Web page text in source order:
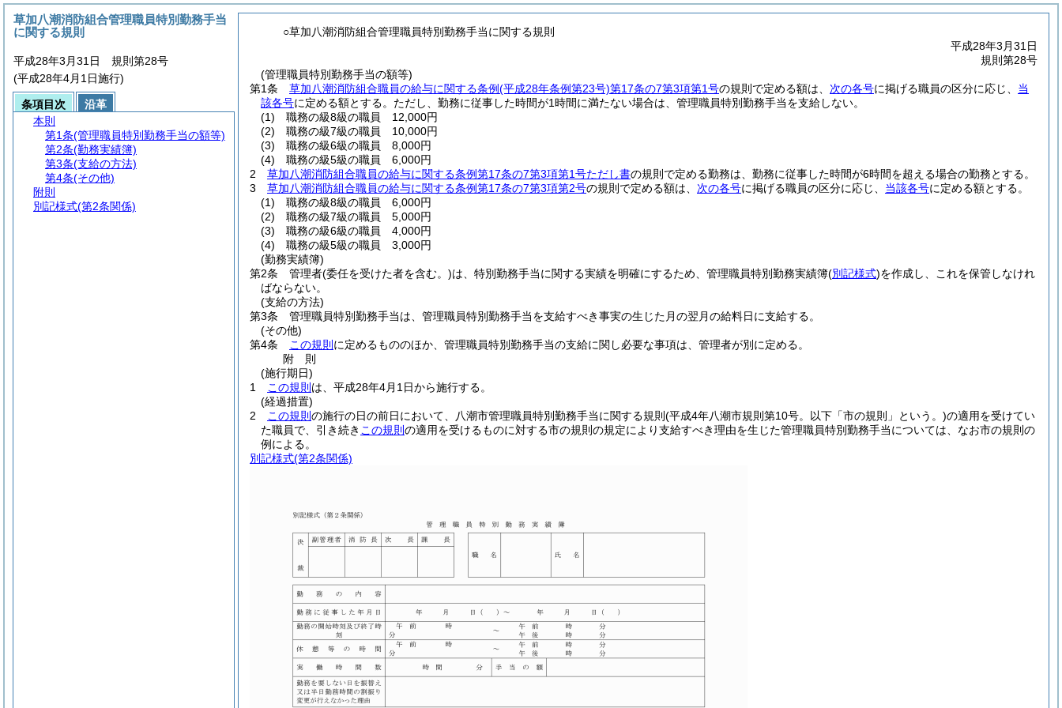
○草加八潮消防組合管理職員特別勤務手当に関する規則
平成28年3月31日
規則第28号
(管理職員特別勤務手当の額等)
第1条
草加八潮消防組合職員の給与に関する条例(平成28年条例第23号)第17条の7第3項第1号の規則で定める額は、 次の各号に掲げる職員の区分に応じ、 当
該各号に定める額とする。 ただし、勤務に従事した時間が1時間に満たない場合は、管理職員特別勤務手当を支給しない。
(1)
職務の級8級の職員 12,000円
(2)
職務の級7級の職員 10,000円
(3)
職務の級6級の職員 8,000円
(4)
職務の級5級の職員 6,000円
2
草加八潮消防組合職員の給与に関する条例第17条の7第3項第1号ただし書の規則で定める勤務は、勤務に従事した時間が6時間を超える場合の勤務とする。
3
草加八潮消防組合職員の給与に関する条例第17条の7第3項第2号の規則で定める額は、 次の各号に掲げる職員の区分に応じ、 当該各号に定める額とする。
(1)
職務の級8級の職員 6,000円
(2)
職務の級7級の職員 5,000円
(3)
職務の級6級の職員 4,000円
(4)
職務の級5級の職員 3,000円
(勤務実績簿)
第2条
管理者(委任を受けた者を含む。)は、特別勤務手当に関する実績を明確にするため、管理職員特別勤務実績簿(別記様式)を作成し、これを保管しなけれ
ばならない。
(支給の方法)
第3条
管理職員特別勤務手当は、管理職員特別勤務手当を支給すべき事実の生じた月の翌月の給料日に支給する。
(その他)
第4条
この規則 に定めるもののほか、管理職員特別勤務手当の支給に関し必要な事項は、管理者が別に定める。
附 則
(施行期日)
1
この規則 は、平成28年4月1日から施行する。
(経過措置)
2
この規則 の施行の日の前日において、八潮市管理職員特別勤務手当に関する規則 (平成4年八潮市規則第10号。以下「市の規則」という。)の適用を受けてい
た職員で、引き続き この規則 の適用を受けるものに対する市の規則の規定により支給すべき理由を生じた管理職員特別勤務手当については、なお市の規則の
例による。
別記様式(第2条関係)
草加八潮消防組合管理職員特別勤務手当
に関する規則
平成28年3月31日 規則第28号
(平成28年4月1日施行)
条項目次
沿革
本則
第1条(管理職員特別勤務手当の額等)
第2条(勤務実績簿)
第3条(支給の方法)
第4条(その他)
附則
別記様式(第2条関係)